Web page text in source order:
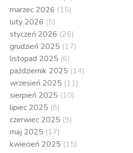
marzec 2026 (15)
luty 2026 (5)
styczeń 2026 (26)
grudzień 2025 (17)
listopad 2025 (6)
październik 2025 (14)
wrzesień 2025 (11)
sierpień 2025 (10)
lipiec 2025 (8)
czerwiec 2025 (9)
maj 2025 (17)
kwiecień 2025 (15)